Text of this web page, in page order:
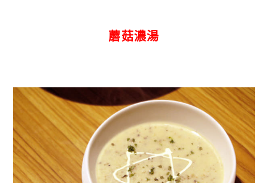
蘑菇濃湯